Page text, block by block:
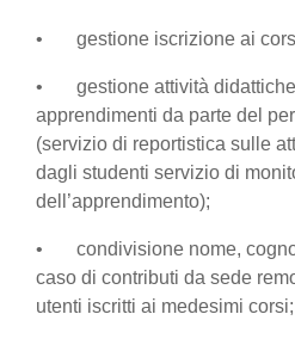
• gestione iscrizione ai
• gestione attività didattiche
apprendimenti da parte del
(servizio di reportistica sulle
dagli studenti servizio di
dell’apprendimento);
• condivisione nome,
caso di contributi da sede
utenti iscritti ai medesimi corsi;